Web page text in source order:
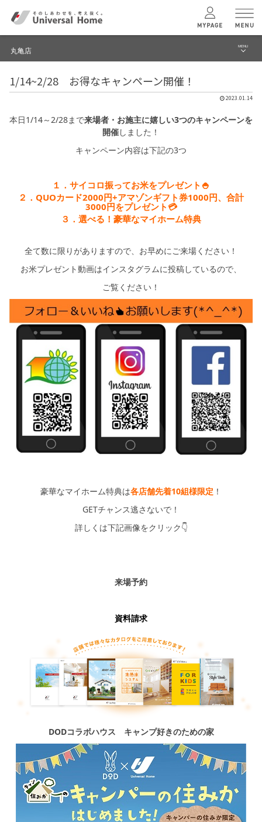
ユニバーサルホームの特長
コンセプトプラン
テクノロジー
建築実例
シミュレー
キャンペーン・コラボ情報
家づくりの知識
企業情報
お問い合わせ
丸亀店 MENU
ブログ
1/14~2/28 お得なキャンペーン開催！
2023.01.14
本日1/14～2/28まで来場者・お施主に嬉しい3つのキャンペーンを
開催しました！
キャンペーン内容は下記の3つ
１．サイコロ振ってお米をプレゼント🍚
２．QUOカード2000円+アマゾンギフト券1000円、合計
3000円をプレゼント💳
３．選べる！豪華なマイホーム特典
全て数に限りがありますので、お早めにご来場ください！
お米プレゼント動画はインスタグラムに投稿しているので、
ご覧ください！
豪華なマイホーム特典は各店舗先着10組様限定 ！
GETチャンス逃さないで！
詳しくは下記画像をクリック👇
来場予約
資料請求
DODコラボハウス キャンプ好きのための家